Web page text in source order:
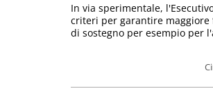
In via sperimentale,
criteri per garantire
di sostegno per esempio per